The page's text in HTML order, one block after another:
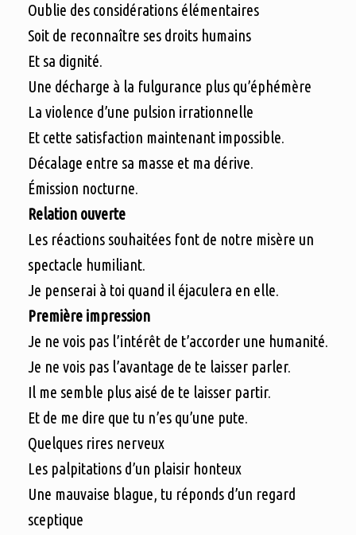
Oublie des considérations élémentaires
Soit de reconnaître ses droits humains
Et sa dignité.
Une décharge à la fulgurance plus qu’éphémère
La violence d’une pulsion irrationnelle
Et cette satisfaction maintenant impossible.
Décalage entre sa masse et ma dérive.
Émission nocturne.
Relation ouverte
Les réactions souhaitées font de notre misère un
spectacle humiliant.
Je penserai à toi quand il éjaculera en elle.
Première impression
Je ne vois pas l’intérêt de t’accorder une humanité.
Je ne vois pas l’avantage de te laisser parler.
Il me semble plus aisé de te laisser partir.
Et de me dire que tu n’es qu’une pute.
Quelques rires nerveux
Les palpitations d’un plaisir honteux
Une mauvaise blague, tu réponds d’un regard
sceptique